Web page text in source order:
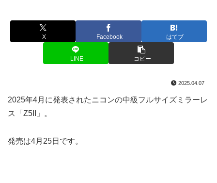
X Facebook はてブ
LINE コピー
2025.04.07
2025年4月に発表されたニコンの中級フルサイズミラーレ
ス「Z5II」。
発売は4月25日です。